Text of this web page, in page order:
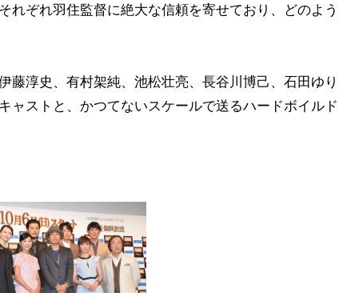
れぞれ羽住監督に絶大な信頼を寄せており、どのよう
藤淳史、有村架純、池松壮亮、長谷川博己、石田ゆり
ャストと、かつてないスケールで送るハードボイルド